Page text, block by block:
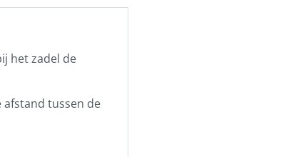
het zadel de
tussen de